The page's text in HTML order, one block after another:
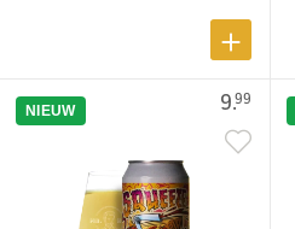
9.99
NIEUW